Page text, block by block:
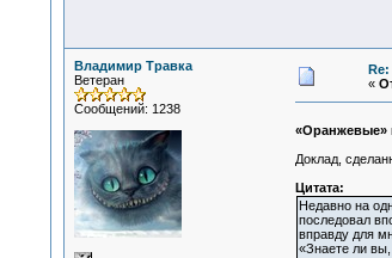
Владимир Травка
Ветеран
Сообщений: 1238
«
«Оранжевые»
Доклад,
Цитата:
Недавно на
последовал
вправду для
«Знаете ли